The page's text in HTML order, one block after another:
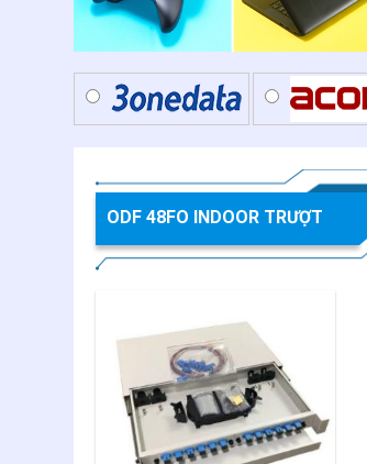
ODF 48FO INDOOR TRƯỢT